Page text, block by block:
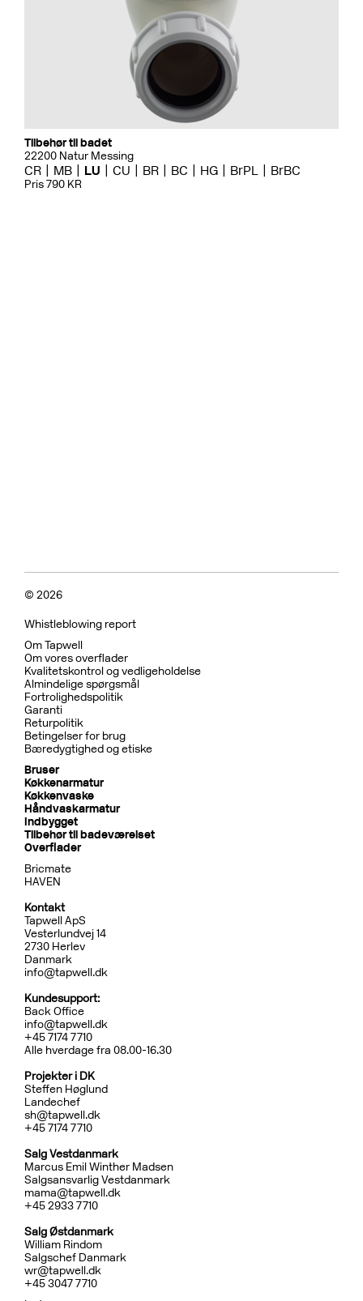
Tilbehør til badet
22200 Natur Messing
CR MB LU CU BR BC HG BrPL BrBC
Pris 790 KR
© 2026
Whistleblowing report
Om Tapwell
Om vores overflader
Kvalitetskontrol og vedligeholdelse
Almindelige spørgsmål
Fortrolighedspolitik
Garanti
Returpolitik
Betingelser for brug
Bæredygtighed og etiske
Bruser
Køkkenarmatur
Køkkenvaske
Håndvaskarmatur
Indbygget
Tilbehør til badeværelset
Overflader
Bricmate
HAVEN
Kontakt
Tapwell ApS
Vesterlundvej 14
2730 Herlev
Danmark
info@tapwell.dk
Kundesupport:
Back Office
info@tapwell.dk
+45 7174 7710
Alle hverdage fra 08.00-16.30
Projekter i DK
Steffen Høglund
Landechef
sh@tapwell.dk
+45 7174 7710
Salg Vestdanmark
Marcus Emil Winther Madsen
Salgsansvarlig Vestdanmark
mama@tapwell.dk
+45 2933 7710
SalgØstdanmark
William Rindom
Salgschef Danmark
wr@tapwell.dk
+45 3047 7710